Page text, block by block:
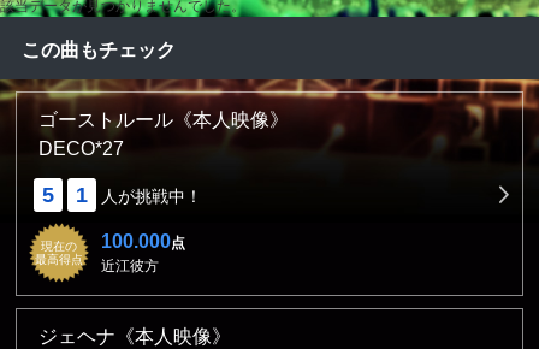
該当データが見つかりませんでした。
この曲もチェック
ゴーストルール《本人映像》
DECO*27
5 1 人が挑戦中！
現在の
最高得点
100.000点
近江彼方
ジェヘナ《本人映像》